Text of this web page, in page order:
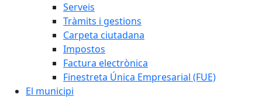
Serveis
Tràmits i gestions
Carpeta ciutadana
Impostos
Factura electrònica
Finestreta Única Empresarial (FUE)
El municipi